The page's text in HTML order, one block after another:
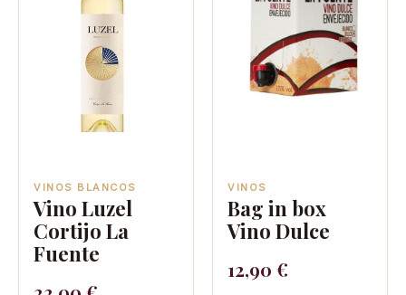
VINOS BLANCOS
Vino Luzel
Cortijo La
Fuente
VINOS
Bag in box
Vino Dulce
12,90 €